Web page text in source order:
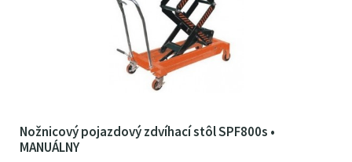
Nožnicový pojazdový zdvíhací stôl SPF800s •
MANUÁLNY